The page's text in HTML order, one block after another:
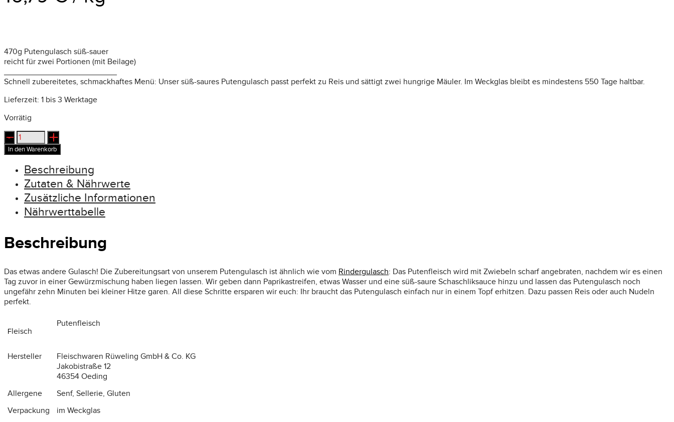
470g Putengulasch süß-sauer
reicht für zwei Portionen (mit Beilage)
Schnell zubereitetes, schmackhaftes Menü: Unser süß-saures Putengulasch passt perfekt zu Reis und sättigt zwei hungrige Mäuler. Im Weckglas bleibt es mindestens 550 Tage haltbar.
Lieferzeit: 1 bis 3 Werktage
Vorrätig
Putengulasch
süß-
sauer
Menge
In den Warenkorb
Beschreibung
Zutaten & Nährwerte
Zusätzliche Informationen
Nährwerttabelle
Beschreibung
Das etwas andere Gulasch! Die Zubereitungsart von unserem Putengulasch ist ähnlich wie vom Rindergulasch: Das Putenfleisch wird mit Zwiebeln scharf angebraten, nachdem wir es einen
Tag zuvor in einer Gewürzmischung haben liegen lassen. Wir geben dann Paprikastreifen, etwas Wasser und eine süß-saure Schaschliksauce hinzu und lassen das Putengulasch noch
ungefähr zehn Minuten bei kleiner Hitze garen. All diese Schritte ersparen wir euch: Ihr braucht das Putengulasch einfach nur in einem Topf erhitzen. Dazu passen Reis oder auch Nudeln
perfekt.
Fleisch
Putenfleisch
Hersteller
Fleischwaren Rüweling GmbH & Co. KG
Jakobistraße 12
46354 Oeding
Allergene
Senf, Sellerie, Gluten
Verpackung
im Weckglas